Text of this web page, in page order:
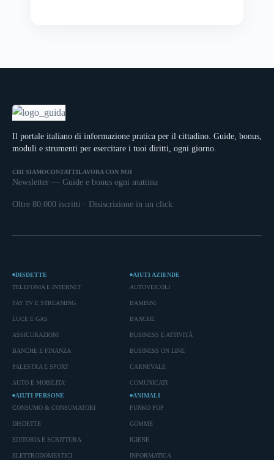
Il portale italiano di informazione pratica per il cittadino. Guide, bonus,
moduli e strumenti per esercitare i tuoi diritti, ogni giorno.
CHI SIAMOCONTATTI LAVORA CON NOI
Newsletter — Guide e bonus ogni mattina
Oltre 80.000 iscritti · Disiscrizione in un click
DISDETTE
TELEFONIA E INTERNET
PAY TV E STREAMING
LUCE E GAS
ASSICURAZIONI
BANCHE E FINANZA
PALESTRA E SPORT
AUTO E MOBILITA'
AIUTI AZIENDE
AUTOVEICOLI
BAMBINI
BANCHE
BUSINESS E ATTIVITÀ
BUSINESS ON LINE
CARNEVALE
COMUNICATI
AIUTI PERSONE
CONSUMO & CONSUMATORI
DISDETTE
EDITORIA E SCRITTURA
ELETTRODOMESTICI
ANIMALI
FUNKO POP
GOMME
IGIENE
INFORMATICA